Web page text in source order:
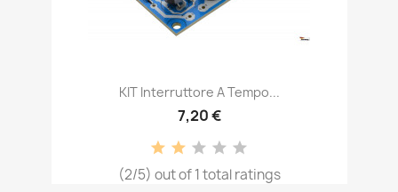
KIT Interruttore A Tempo...
7,20 €
(2/5) out of 1 total ratings